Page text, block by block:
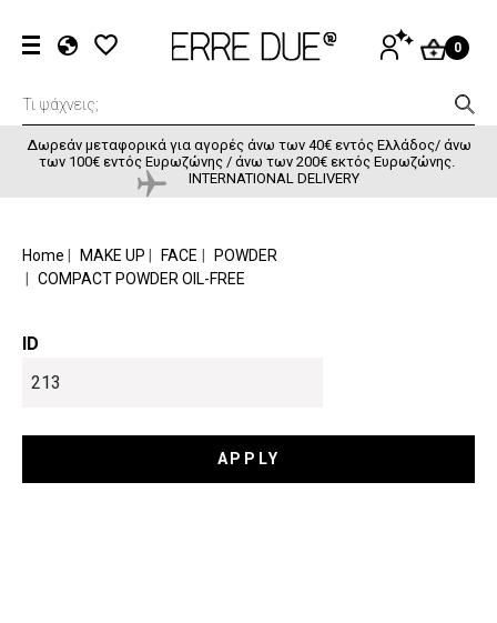
EN
FR
User
ΕΊΣΟΔΟΣ0
Δωρεάν μεταφορικά για αγορές άνω των 40€ εντός Ελλάδος/ άνω
των 100€ εντός Ευρωζώνης / άνω των 200€ εκτός Ευρωζώνης.
INTERNATIONAL DELIVERY
BREADCRUMB
Home MAKE UP FACE
POWDER
COMPACT POWDER OIL-FREE
ID